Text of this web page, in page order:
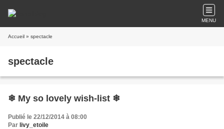
MENU
Accueil » spectacle
spectacle
❄ My so lovely wish-list ❄
Publié le 22/12/2014 à 08:00
Par livy_etoile